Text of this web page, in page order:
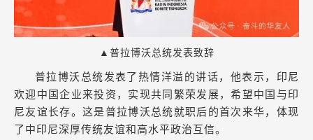
▲普拉博沃总统发表致辞
普拉博沃总统发表了热情洋溢的讲话，他表示，印尼
欢迎中国企业来投资，实现共同繁荣发展，希望中国与印
尼友谊长存。这是普拉博沃总统就职后的首次来华，体现
了中印尼深厚传统友谊和高水平政治互信。